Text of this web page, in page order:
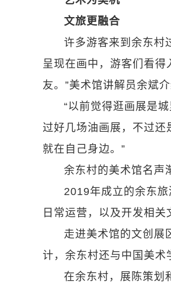
文旅更融合
许多游客来到余东村
呈现在画中，游客们看
友。”美术馆讲解员余斌介
“以前觉得逛画展是
过好几场油画展，不过
就在自己身边。”
余东村的美术馆名声
2019年成立的余东
日常运营，以及开发相
走进美术馆的文创展
计，余东村还与中国美
在余东村，展陈策划